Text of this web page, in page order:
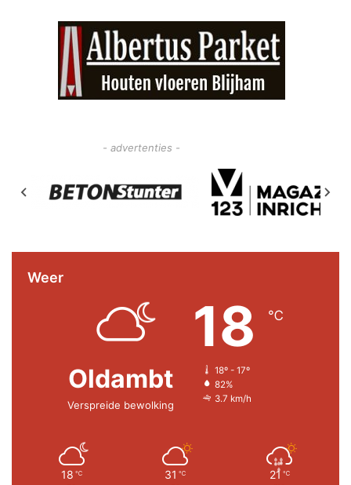
- advertenties -
Weer
Oldambt
Verspreide bewolking
18 ℃
18º - 17º
82%
3.7 km/h
18 ℃ 31 ℃ 21 ℃